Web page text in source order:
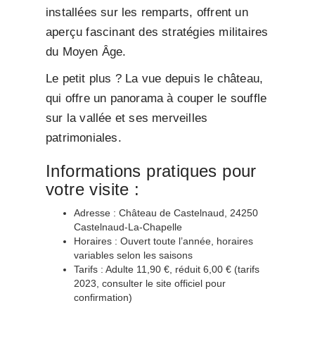
installées sur les remparts, offrent un
aperçu fascinant des stratégies militaires
du Moyen Âge.
Le petit plus ? La vue depuis le château,
qui offre un panorama à couper le souffle
sur la vallée et ses merveilles
patrimoniales.
Informations pratiques pour
votre visite :
Adresse : Château de Castelnaud, 24250
Castelnaud-La-Chapelle
Horaires : Ouvert toute l’année, horaires
variables selon les saisons
Tarifs : Adulte 11,90 €, réduit 6,00 € (tarifs
2023, consulter le site officiel pour
confirmation)